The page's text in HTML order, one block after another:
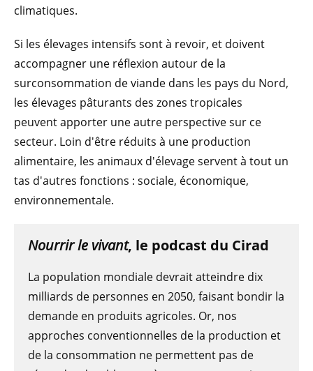
climatiques.
Si les élevages intensifs sont à revoir, et doivent
accompagner une réflexion autour de la
surconsommation de viande dans les pays du Nord,
les élevages pâturants des zones tropicales
peuvent apporter une autre perspective sur ce
secteur. Loin d'être réduits à une production
alimentaire, les animaux d'élevage servent à tout un
tas d'autres fonctions : sociale, économique,
environnementale.
Nourrir le vivant, le podcast du Cirad
La population mondiale devrait atteindre dix
milliards de personnes en 2050, faisant bondir la
demande en produits agricoles. Or, nos
approches conventionnelles de la production et
de la consommation ne permettent pas de